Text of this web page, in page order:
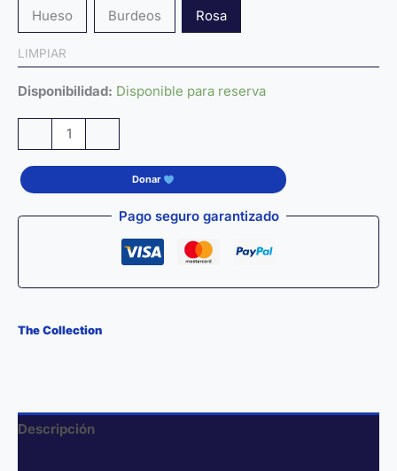
Hueso Burdeos Rosa
LIMPIAR
Disponibilidad: Disponible para reserva
Compacto
Antifugas
de
Acero
ml
Donar
Pago seguro garantizado
The Collection
Descripción